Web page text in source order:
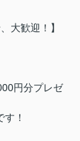
大歓迎！】
円分プレゼ
！